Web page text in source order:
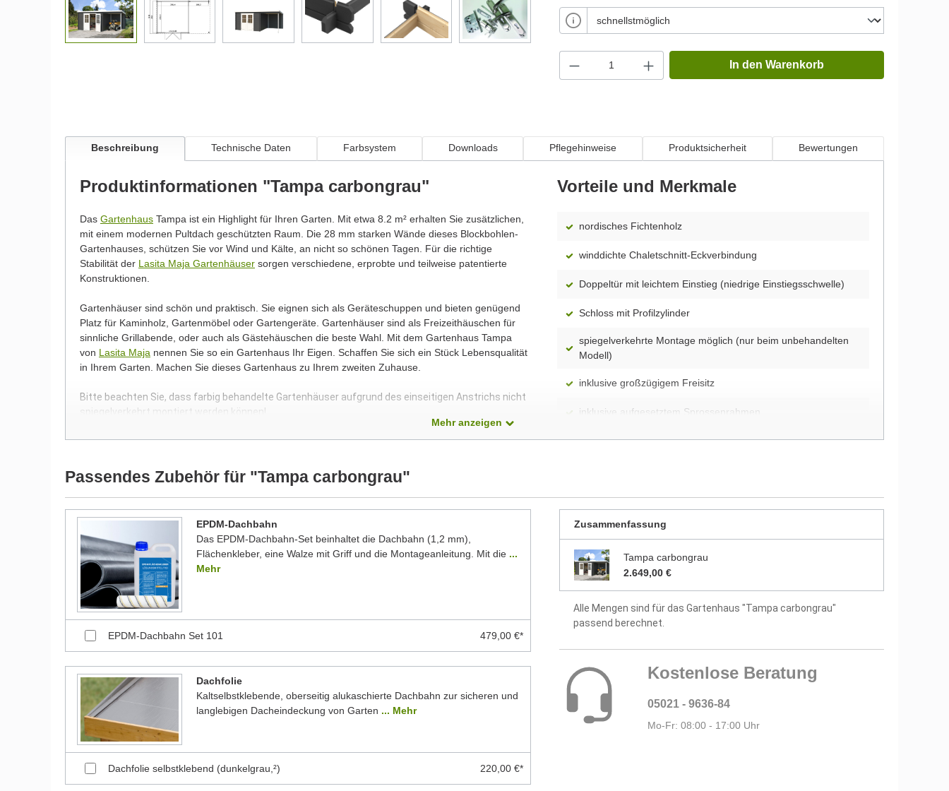
In den Warenkorb
Beschreibung Technische Daten Farbsystem Downloads Pflegehinweise Produktsicherheit Bewertungen
Produktinformationen "Tampa carbongrau"
Das Gartenhaus Tampa ist ein Highlight für Ihren Garten. Mit etwa 8.2 m² erhalten Sie zusätzlichen,
mit einem modernen Pultdach geschützten Raum. Die 28 mm starken Wände dieses Blockbohlen-
Gartenhauses, schützen Sie vor Wind und Kälte, an nicht so schönen Tagen. Für die richtige
Stabilität der Lasita Maja Gartenhäuser sorgen verschiedene, erprobte und teilweise patentierte
Konstruktionen.
Gartenhäuser sind schön und praktisch. Sie eignen sich als Geräteschuppen und bieten genügend
Platz für Kaminholz, Gartenmöbel oder Gartengeräte. Gartenhäuser sind als Freizeithäuschen für
sinnliche Grillabende, oder auch als Gästehäuschen die beste Wahl. Mit dem Gartenhaus Tampa
von Lasita Maja nennen Sie so ein Gartenhaus Ihr Eigen. Schaffen Sie sich ein Stück Lebensqualität
in Ihrem Garten. Machen Sie dieses Gartenhaus zu Ihrem zweiten Zuhause.
Bitte beachten Sie, dass farbig behandelte Gartenhäuser aufgrund des einseitigen Anstrichs nicht
spiegelverkehrt montiert werden können!
Wir möchten Sie an dieser Stelle darauf hinweisen, dass alle Produkte ständig weiterentwickelt
Bilder unserer Kunden stellen teilweise modifizierte Modelle dar. Alle Maße sind Circa-Angaben.
Vorteile und Merkmale
nordisches Fichtenholz
winddichte Chaletschnitt-Eckverbindung
Doppeltür mit leichtem Einstieg (niedrige Einstiegsschwelle)
Schloss mit Profilzylinder
spiegelverkehrte Montage möglich (nur beim unbehandelten
Modell)
inklusive großzügigem Freisitz
inklusive aufgesetztem Sprossenrahmen
werkseitig durch zwei Farbschichten endbehandelt
Dach aus 15 mm starken Dachbrettern
Fußboden optional
Montageanleitung und Montagematerial im Lieferumfang
enthalten
Mehr anzeigen
Passendes Zubehör für "Tampa carbongrau"
EPDM-Dachbahn
Das EPDM-Dachbahn-Set beinhaltet die Dachbahn (1,2 mm),
Flächenkleber, eine Walze mit Griff und die Montageanleitung. Mit die ...
Mehr
EPDM-Dachbahn Set 101 479,00 €*
Dachfolie
Kaltselbstklebende, oberseitig alukaschierte Dachbahn zur sicheren und
langlebigen Dacheindeckung von Garten ... Mehr
Dachfolie selbstklebend (dunkelgrau,²) 220,00 €*
Zusammenfassung
Tampa carbongrau
2.649,00 €
Alle Mengen sind für das Gartenhaus "Tampa carbongrau"
passend berechnet.
Kostenlose Beratung
05021 - 9636-84
Mo-Fr: 08:00 - 17:00 Uhr